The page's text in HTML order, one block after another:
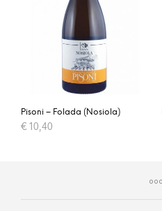
Pisoni – Folada (Nosiola)
€ 10,40